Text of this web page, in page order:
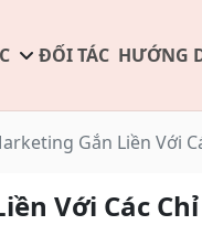
ĐỐI TÁC HƯỚNG
Gắn Liền Với
Với Các Chỉ